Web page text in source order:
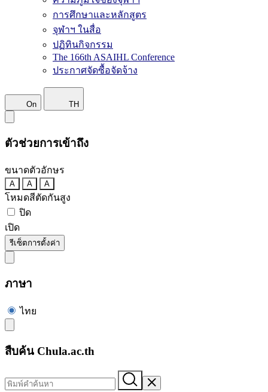
การศึกษาและหลักสูตร
จุฬาฯ ในสื่อ
ปฏิทินกิจกรรม
The 166th ASAIHL Conference
ประกาศจัดซื้อจัดจ้าง
On TH
ตัวช่วยการเข้าถึง
ขนาดตัวอักษร
A A A
โหมดสีตัดกันสูง
ปิด
เปิด
รีเซ็ตการตั้งค่า
ภาษา
ไทย
สืบค้น Chula.ac.th